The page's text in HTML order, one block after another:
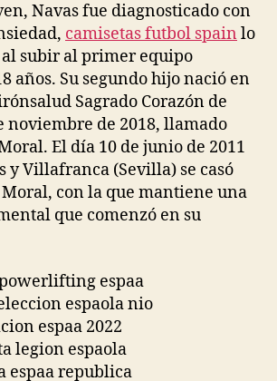
Navas fue diagnosticado con
camisetas futbol spain lo
al subir al primer equipo
años. Su segundo hijo nació en
Sagrado Corazón de
noviembre de 2018, llamado
El día 10 de junio de 2011
y Villafranca (Sevilla) se casó
con la que mantiene una
que comenzó en su